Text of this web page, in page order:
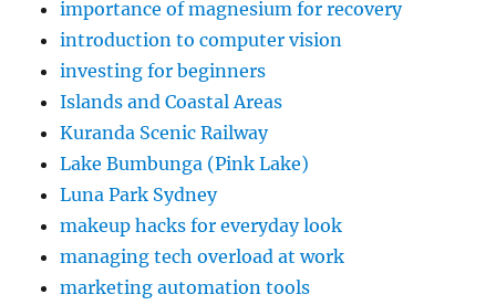
importance of magnesium for recovery
introduction to computer vision
investing for beginners
Islands and Coastal Areas
Kuranda Scenic Railway
Lake Bumbunga (Pink Lake)
Luna Park Sydney
makeup hacks for everyday look
managing tech overload at work
marketing automation tools